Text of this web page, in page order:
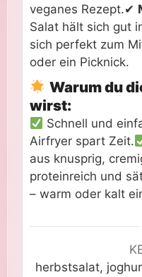
veganes Rezept.✔
Salat hält sich gut
sich perfekt zum
oder ein Picknick.
Warum du
wirst:
Schnell und
Airfryer spart Zeit.
aus knusprig,
proteinreich und
– warm oder kalt
herbstsalat,